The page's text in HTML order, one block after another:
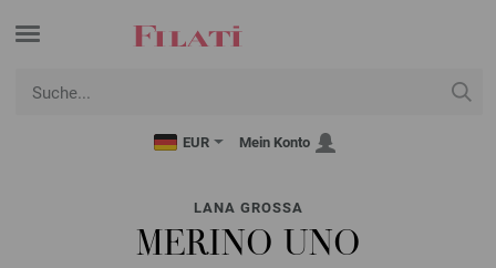
EUR Mein Konto
LANA GROSSA
MERINO UNO